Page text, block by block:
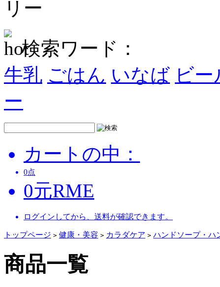
検索ワード：
牛乳 ごはん いなば ビー
ー
カートの中：
0点
0元RME
ログインしてから、送料が確認できます。
トップページ > 健康・美容 > カラダケア > ハンドソープ・ハ
商品一覧